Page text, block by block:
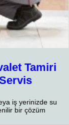
Tamiri
iş yerinizde su
bir çözüm